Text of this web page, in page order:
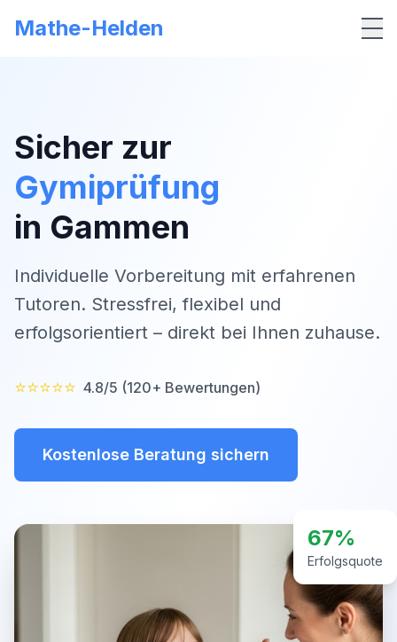
Mathe-Helden
Sicher zur
Gymiprüfung
in Gammen
Individuelle Vorbereitung mit erfahrenen
Tutoren. Stressfrei, flexibel und
erfolgsorientiert – direkt bei Ihnen zuhause.
⭐⭐⭐⭐⭐ 4.8/5 (120+ Bewertungen)
Kostenlose Beratung sichern
67%
Erfolgsquote